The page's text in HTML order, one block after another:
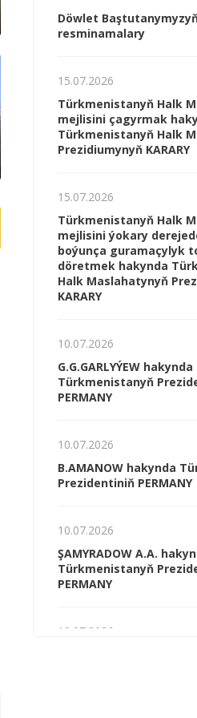
Döwlet
resminamalary
15.07.2026
Türkmenistanyň Halk
mejlisini çagyrmak
Türkmenistanyň Halk
Prezidiumynyň KARARY
15.07.2026
Türkmenistanyň Halk
mejlisini ýokary
boýunça guramaçylyk
döretmek hakynda
Halk Maslahatynyň
KARARY
10.07.2026
G.G.GARLYÝEW hakynda
Türkmenistanyň
PERMANY
10.07.2026
B.AMANOW hakynda
Prezidentiniň PERMANY
10.07.2026
ŞAMYRADOW A.A.
Türkmenistanyň
PERMANY
10.07.2026